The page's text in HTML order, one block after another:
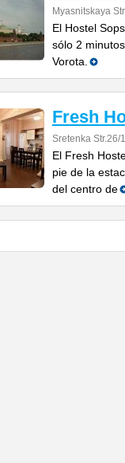
Myasnitskaya
El Hostel
sólo 2
Vorota.
Fresh
Sretenka Str.26/
El Fresh
pie de la
del centro de